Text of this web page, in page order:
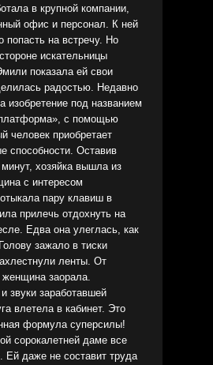
в крупной компании,
офис и персонал. К ней
попасть на встречу. Но
искательницы
показала ей свои
радостью. Недавно
изобретение под названием
платформа», с помощью
человек приобретает
способности. Оставив
хозяйка вышла из
с интересом
пару клавиш в
прилечь отдохнуть на
Едва она улеглась, как
зажало в тиски
ленты. От
женщина заорала.
звуки заработавшей
влетела в кабинет. Это
формула суперсилы!
сорокалетней даме все
Ей даже не составит труда